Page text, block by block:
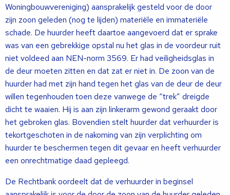
Woningbouwvereniging) aansprakelijk gesteld voor de door
zijn zoon geleden (nog te lijden) materiële en immateriële
schade. De huurder heeft daartoe aangevoerd dat er sprake
was van een gebrekkige opstal nu het glas in de voordeur ruit
niet voldeed aan NEN-norm 3569. Er had veiligheidsglas in
de deur moeten zitten en dat zat er niet in. De zoon van de
huurder had met zijn hand tegen het glas van de deur de deur
willen tegenhouden toen deze vanwege de “trek” dreigde
dicht te waaien. Hij is aan zijn linkerarm gewond geraakt door
het gebroken glas. Bovendien stelt huurder dat verhuurder is
tekortgeschoten in de nakoming van zijn verplichting om
huurder te beschermen tegen dit gevaar en heeft verhuurder
een onrechtmatige daad gepleegd.
De Rechtbank oordeelt dat de verhuurder in beginsel